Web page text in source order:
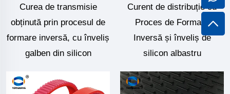
Curea de transmisie
obținută prin procesul de
formare inversă, cu înveliș
galben din silicon
Curent de distribuție cu
Proces de Formare
Inversă și înveliș de
silicon albastru